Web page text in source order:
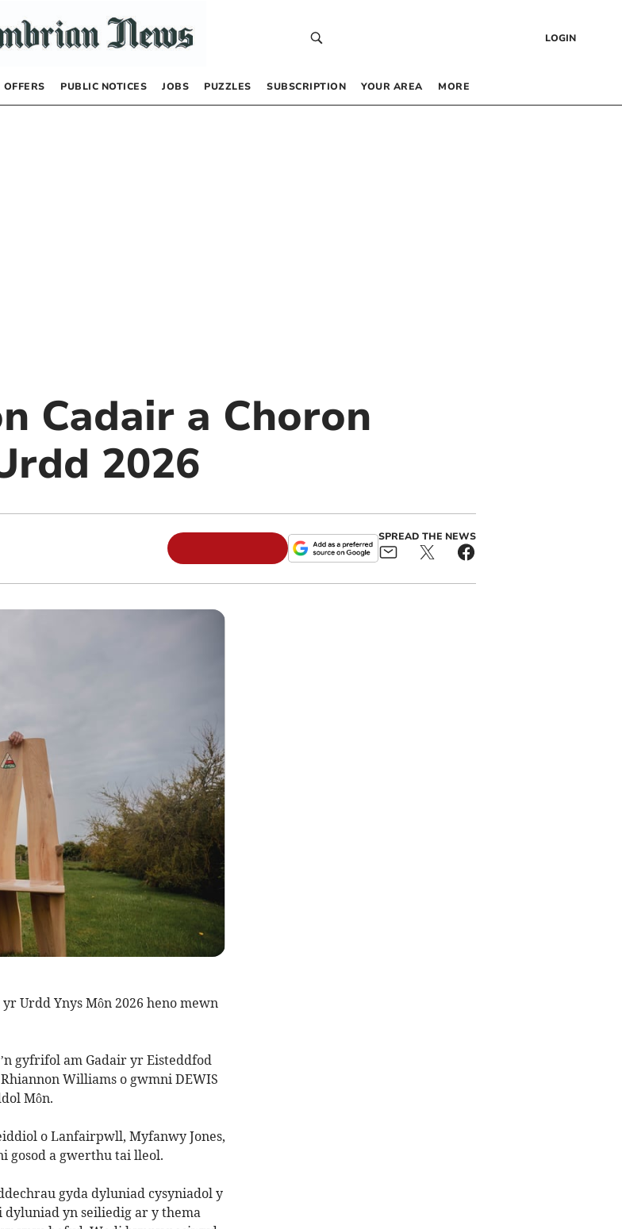
LOGIN
OFFERS PUBLIC NOTICES JOBS PUZZLES SUBSCRIPTION YOUR AREA MORE
Cadair a Choron
2026
SPREAD THE NEWS
Urdd Ynys Môn 2026 heno mewn
gyfrifol am Gadair yr Eisteddfod
Williams o gwmni DEWIS
Môn.
o Lanfairpwll, Myfanwy Jones,
gosod a gwerthu tai lleol.
gyda dyluniad cysyniadol y
dyluniad yn seiliedig ar y thema